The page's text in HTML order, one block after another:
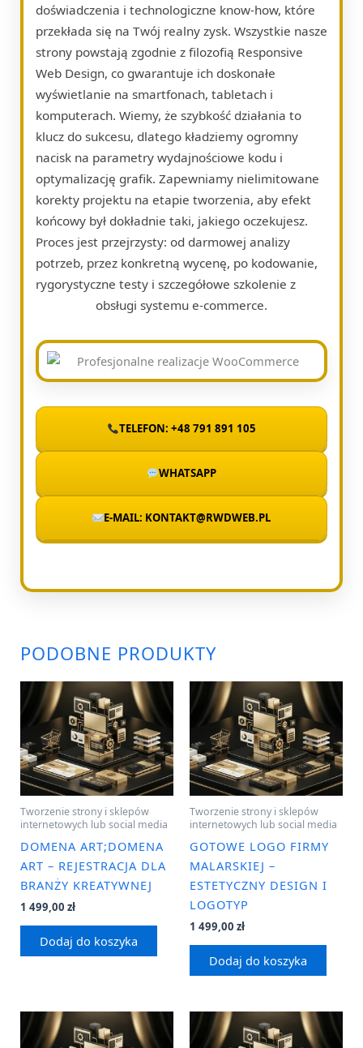
doświadczenia i technologiczne know-how, które
przekłada się na Twój realny zysk. Wszystkie nasze
strony powstają zgodnie z filozofią Responsive
Web Design, co gwarantuje ich doskonałe
wyświetlanie na smartfonach, tabletach i
komputerach. Wiemy, że szybkość działania to
klucz do sukcesu, dlatego kładziemy ogromny
nacisk na parametry wydajnościowe kodu i
optymalizację grafik. Zapewniamy nielimitowane
korekty projektu na etapie tworzenia, aby efekt
końcowy był dokładnie taki, jakiego oczekujesz.
Proces jest przejrzysty: od darmowej analizy
potrzeb, przez konkretną wycenę, po kodowanie,
rygorystyczne testy i szczegółowe szkolenie z
obsługi systemu e-commerce.
TELEFON: +48 791 891 105
WHATSAPP
E-MAIL: KONTAKT@RWDWEB.PL
PODOBNE PRODUKTY
Tworzenie strony i sklepów
internetowych lub social media
DOMENA ART;DOMENA
ART – REJESTRACJA DLA
BRANŻY KREATYWNEJ
1 499,00 zł
Dodaj do koszyka
Tworzenie strony i sklepów
internetowych lub social media
GOTOWE LOGO FIRMY
MALARSKIEJ –
ESTETYCZNY DESIGN I
LOGOTYP
1 499,00 zł
Dodaj do koszyka